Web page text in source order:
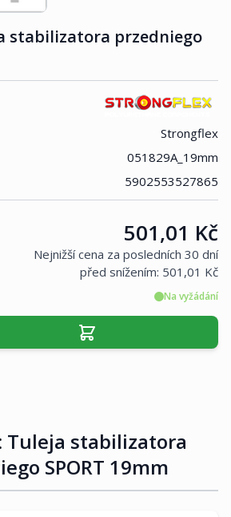
stabilizatora przedniego
Strongflex
051829A_19mm
5902553527865
Cena:
501,01 Kč
Nejnižší cena za posledních 30 dní
před snížením: 501,01 Kč
Na vyžádání
Tuleja stabilizatora
SPORT 19mm